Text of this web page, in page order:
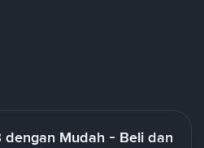
dengan Mudah - Beli dan